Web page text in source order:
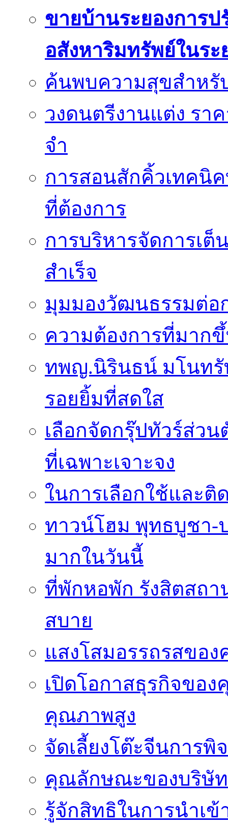
ขายบ้านระยองการ
อสังหาริมทรัพย์ในระ
ค้นพบความสุขสำหรั
วงดนตรีงานแต่ง รา
จำ
การสอนสักคิ้วเทคนิ
ที่ต้องการ
การบริหารจัดการเต็
สำเร็จ
มุมมองวัฒนธรรมต่อ
ความต้องการที่มาก
ทพญ.นิรินธน์ มโนท
รอยยิ้มที่สดใส
เลือกจัดกรุ๊ปทัวร์ส่ว
ที่เฉพาะเจาะจง
ในการเลือกใช้และ
ทาวน์โฮม พุทธบูชา-
มากในวันนี้
ที่พักหอพัก รังสิตสถ
สบาย
แสงโสมอรรถรสขอ
เปิดโอกาสธุรกิจขอ
คุณภาพสูง
จัดเลี้ยงโต๊ะจีนการ
คุณลักษณะของบริษัท
รู้จักสิทธิในการนำเ